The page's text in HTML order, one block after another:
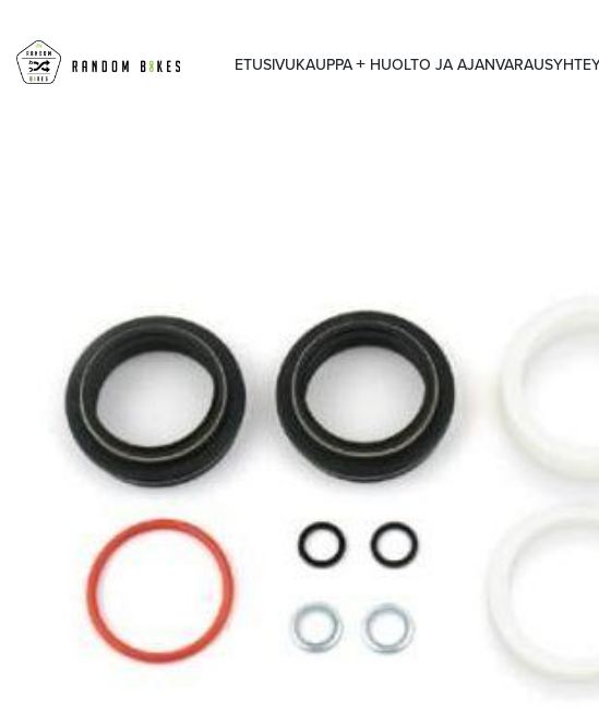
ETUSIVUKAUPPA HUOLTO JA AJANVARAUS